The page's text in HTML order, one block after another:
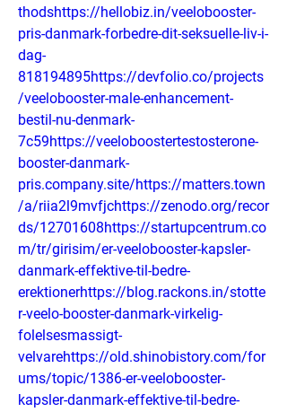
thodshttps://hellobiz.in/veelobooster-
pris-danmark-forbedre-dit-seksuelle-liv-i-
dag-
818194895https://devfolio.co/projects
/veelobooster-male-enhancement-
bestil-nu-denmark-
7c59https://veeloboostertestosterone-
booster-danmark-
pris.company.site/https://matters.town
/a/riia2l9mvfjchttps://zenodo.org/recor
ds/12701608https://startupcentrum.co
m/tr/girisim/er-veelobooster-kapsler-
danmark-effektive-til-bedre-
erektionerhttps://blog.rackons.in/stotte
r-veelo-booster-danmark-virkelig-
folelsesmassigt-
velvarehttps://old.shinobistory.com/for
ums/topic/1386-er-veelobooster-
kapsler-danmark-effektive-til-bedre-